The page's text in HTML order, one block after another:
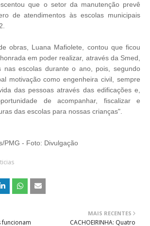
que o setor da manutenção prevê
de atendimentos às escolas municipais
obras, Luana Mafiolete, contou que ficou
em poder realizar, através da Smed,
nas escolas durante o ano, pois, segundo
motivação como engenheira civil, sempre
das pessoas através das edificações e,
de acompanhar, fiscalizar e
das escolas para nossas crianças".
PMG - Foto: Divulgação
MAIS RECENTES
CACHOEIRINHA: Quatro
funcionam